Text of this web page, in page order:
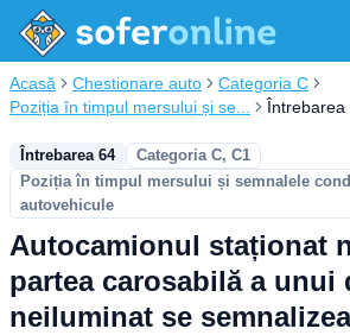
Acasă Chestionare auto
Categoria C
Poziția în timpul mersului și se...
Întrebarea
Întrebarea 64
Categoria C, C1
Poziția în timpul mersului și semnalele
autovehicule
Autocamionul staționat
partea carosabilă a
neiluminat se